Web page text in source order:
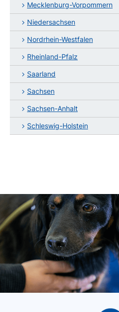
Mecklenburg-Vorpommern
Niedersachsen
Nordrhein-Westfalen
Rheinland-Pfalz
Saarland
Sachsen
Sachsen-Anhalt
Schleswig-Holstein